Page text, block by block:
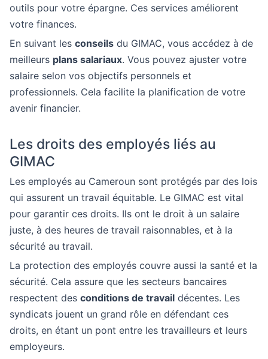
outils pour votre épargne. Ces services améliorent
votre finances.
En suivant les conseils du GIMAC, vous accédez à de
meilleurs plans salariaux. Vous pouvez ajuster votre
salaire selon vos objectifs personnels et
professionnels. Cela facilite la planification de votre
avenir financier.
Les droits des employés liés au
GIMAC
Les employés au Cameroun sont protégés par des lois
qui assurent un travail équitable. Le GIMAC est vital
pour garantir ces droits. Ils ont le droit à un salaire
juste, à des heures de travail raisonnables, et à la
sécurité au travail.
La protection des employés couvre aussi la santé et la
sécurité. Cela assure que les secteurs bancaires
respectent des conditions de travail décentes. Les
syndicats jouent un grand rôle en défendant ces
droits, en étant un pont entre les travailleurs et leurs
employeurs.